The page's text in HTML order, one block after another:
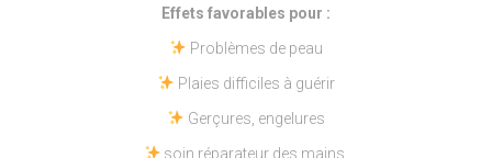
Effets favorables pour :
Problèmes de peau
Plaies difficiles à guérir
Gerçures, engelures
soin réparateur des mains,